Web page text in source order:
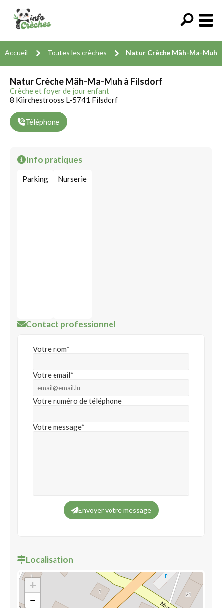
Accueil Toutes les crèches Natur Crèche Mäh-Ma-Muh
Natur Crèche Mäh-Ma-Muh à Filsdorf
Crèche et foyer de jour enfant
8 Kiirchestrooss L-5741 Filsdorf
Téléphone
Info pratiques
Parking Nurserie
Contact professionnel
Votre nom*
Votre email*
Votre numéro de téléphone
Votre message*
Envoyer votre message
Localisation
+
−